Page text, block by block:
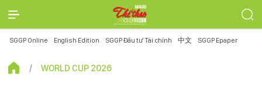
SGGP Online English Edition SGGP Đầu tư Tài chính 中文 SGGP Epaper
WORLD CUP 2026